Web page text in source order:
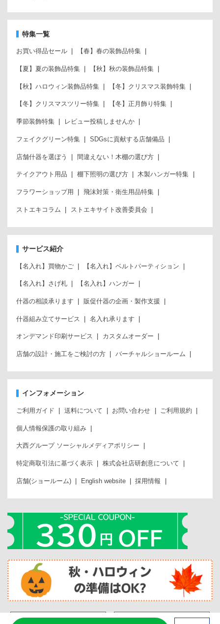
特集一覧
お買い得品セール 【春】春の装飾品特集
【夏】夏の装飾品特集 【秋】秋の装飾品特集
【秋】ハロウィン装飾品特集 【冬】クリスマス装飾特集
【冬】クリスマスツリー特集 【冬】正月飾り特集
季節装飾特集 レビュー投稿しませんか
フェイクグリーン特集 SDGsに貢献する店舗備品
店舗什器を選ぼう 間違えない！木棚の選び方
テイクアウト用品 棚下照明の選び方 木製ハンガー特集
フラワーショップ用 飛沫対策・衛生用品特集
ストエキコラム ストエキサイト改善委員会
サービス紹介
【名入れ】買物かご 【名入れ】ベルトパーティション
【名入れ】さげ札 【名入れ】ハンガー
什器の相談承ります 販促什器の企画・製作支援
什器組み立てサービス 名入れ承ります
オンデマンド印刷サービス カスタムオーダー
店舗の設計・施工をご検討の方 バーチャルショールーム
インフォメーション
ご利用ガイド 送料について お問い合わせ ご利用規約
個人情報保護の取り組み
大西グループ ソーシャルメディアポリシー
特定商取引法に基づく表示 株式会社店研創意について
店舗(ショールーム) English website 採用情報